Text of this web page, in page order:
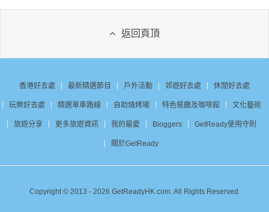
返回頁頂
香港好去處 最新精選節目 戶外活動 郊遊好去處 休閒好去處
玩樂好去處 精選單車路線 自助燒烤場 特色餐廳及咖啡館 文化藝術
旅遊分享 更多旅遊資訊 我的最愛 Bloggers GetReady使用守則
關於GetReady
Copyright © 2013 - 2026 GetReadyHK.com. All Rights Reserved.